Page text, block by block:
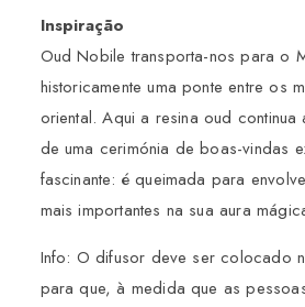
Inspiração
Oud Nobile transporta-nos para o
historicamente uma ponte entre os
oriental. Aqui a resina oud
de uma cerimónia de boas-vindas
fascinante: é queimada para
mais importantes na sua aura
Info: O difusor deve ser colocado
para que, à medida que as